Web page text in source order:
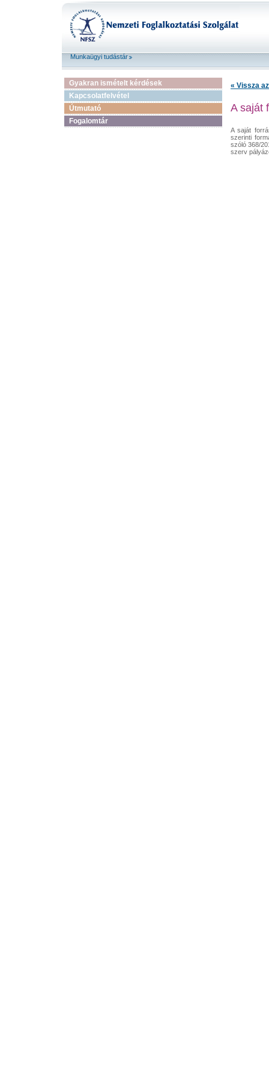
Munkaügyi tudástár
Gyakran ismételt kérdések
Kapcsolatfelvétel
Útmutató
Fogalomtár
« Vissza
A saját
A saját
szerinti
szóló 368/
szerv